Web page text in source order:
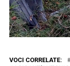
VOCI CORRELATE: